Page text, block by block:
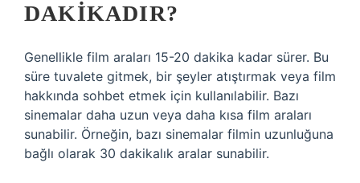
DAKIKADIR?
Genellikle film araları 15-20 dakika kadar sürer. Bu
süre tuvalete gitmek, bir şeyler atıştırmak veya film
hakkında sohbet etmek için kullanılabilir. Bazı
sinemalar daha uzun veya daha kısa film araları
sunabilir. Örneğin, bazı sinemalar filmin uzunluğuna
bağlı olarak 30 dakikalık aralar sunabilir.